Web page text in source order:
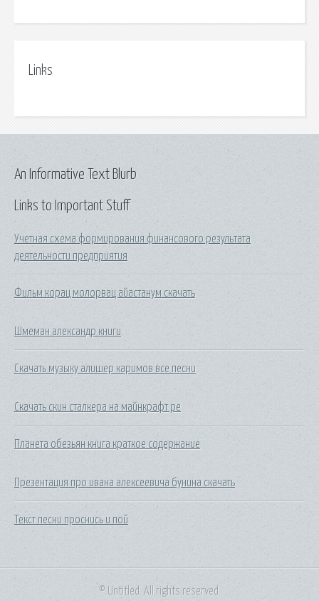
Links
Links to Important Stuff
Учетная схема формирования финансового результата
деятельности предприятия
Фильм корац молорвац айастанум скачать
Шмеман александр книги
Скачать музыку алишер каримов все песни
Скачать скин сталкера на майнкрафт pe
Планета обезьян книга краткое содержание
Презентация про ивана алексеевича бунина скачать
Текст песни проснись и пой
An Informative Text Blurb
© Untitled. All rights reserved.